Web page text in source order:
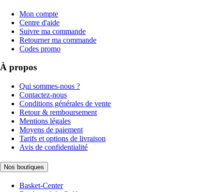
Mon compte
Centre d'aide
Suivre ma commande
Retourner ma commande
Codes promo
À propos
Qui sommes-nous ?
Contactez-nous
Conditions générales de vente
Retour & remboursement
Mentions légales
Moyens de paiement
Tarifs et options de livraison
Avis de confidentialité
Nos boutiques
Basket-Center